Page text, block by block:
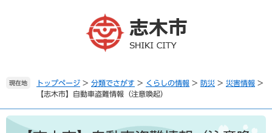
。
て
本
現在地 トップページ > 分類でさがす > くらしの情報 > 防災 > 災害情報 >
【志木市】自動車盗難情報（注意喚起）
本